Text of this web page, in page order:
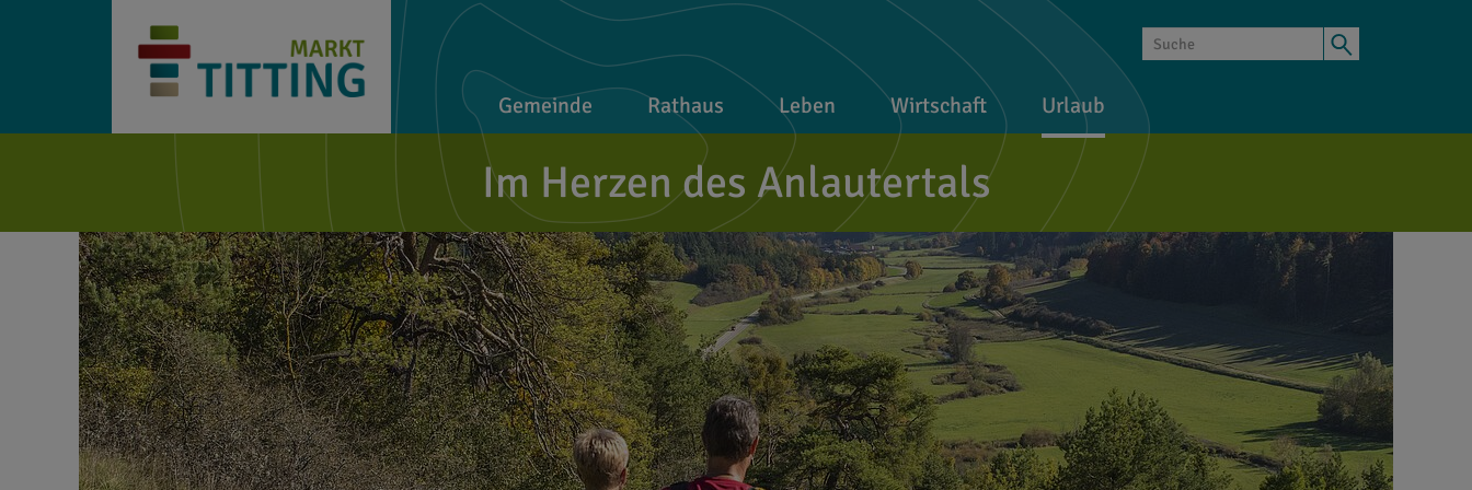
Gemeinde Rathaus Leben Wirtschaft Urlaub
Im Herzen des Anlautertals